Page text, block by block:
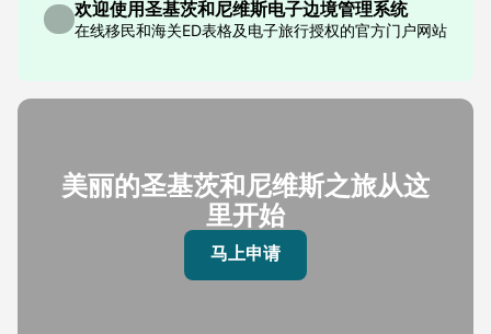
欢迎使用圣基茨和尼维斯电子边境管理系统
在线移民和海关ED表格及电子旅行授权的官方门户网站
美丽的圣基茨和尼维斯之旅从这
里开始
马上申请